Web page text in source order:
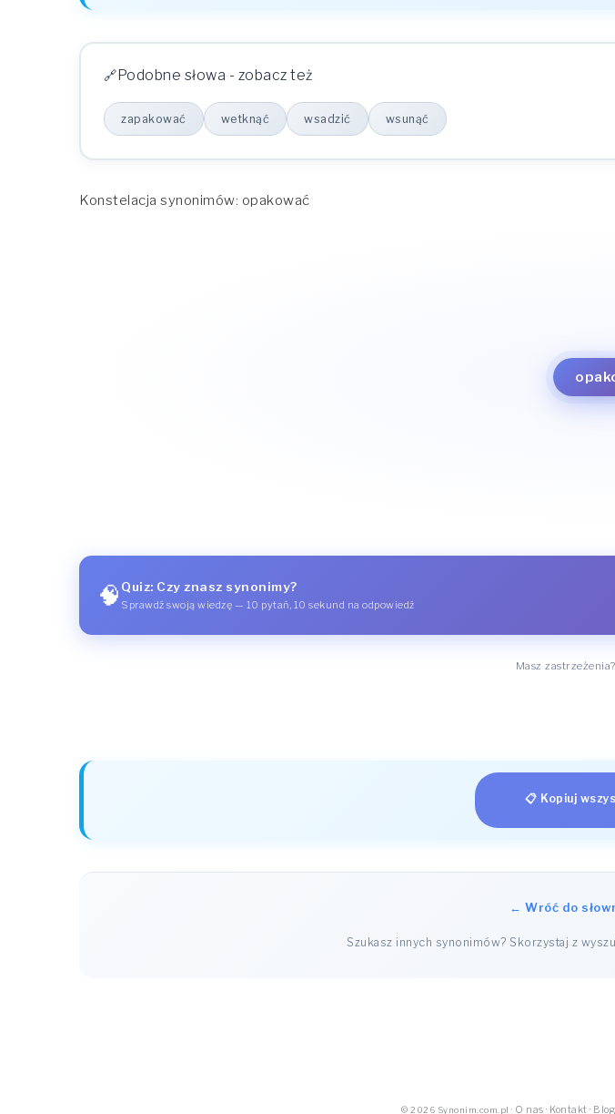
Podobne słowa - zobacz też
zapakować wetknąć wsadzić wsunąć
Konstelacja synonimów: opakować
🧠 Quiz: Czy znasz synonimy?
Sprawdź swoją wiedzę — 10 pytań, 10 sekund na odpowiedź
Masz
📋 Kopiuj
← Wróć do
Szukasz innych synonimów? Skorzystaj z
© 2026 Synonim.com.pl · O nas · Kontakt · Blog